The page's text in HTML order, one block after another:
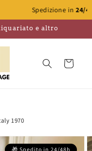
in24/48h🚚
e altro
Cart
1970